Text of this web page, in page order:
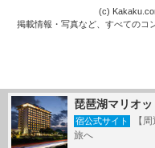
琵琶湖マリオ
宿公式サイト
【
旅へ
(c)
掲載情報・写真など、すべてのコ